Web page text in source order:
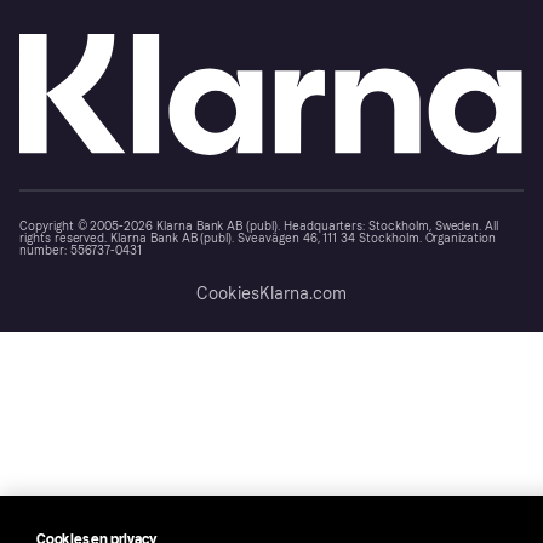
Copyright © 2005-2026 Klarna Bank AB (publ). Headquarters: Stockholm, Sweden. All
rights reserved. Klarna Bank AB (publ). Sveavägen 46, 111 34 Stockholm. Organization
number: 556737-0431
CookiesKlarna.com
Cookies en privacy